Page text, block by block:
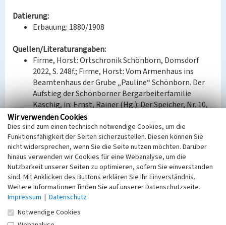
Datierung:
Erbauung: 1880/1908
Quellen/Literaturangaben:
Firme, Horst: Ortschronik Schönborn, Domsdorf
2022, S. 248f.; Firme, Horst: Vom Armenhaus ins
Beamtenhaus der Grube „Pauline“ Schönborn. Der
Aufstieg der Schönborner Bergarbeiterfamilie
Kaschig, in: Ernst, Rainer (Hg.): Der Speicher, Nr. 10,
Finsterwalde 2006, S. 53-61.
BKM-Nummer:32001069
(Erfassungsprojekt Lausitz, BLDAM 2023)
Beamtenwohnhaus mit Kontor der Grube
Pauline
Schlagwörter
Wir verwenden Cookies
Dies sind zum einen technisch notwendige Cookies, um die
Funktionsfähigkeit der Seiten sicherzustellen. Diesen können Sie
nicht widersprechen, wenn Sie die Seite nutzen möchten. Darüber
hinaus verwenden wir Cookies für eine Webanalyse, um die
Nutzbarkeit unserer Seiten zu optimieren, sofern Sie einverstanden
sind. Mit Anklicken des Buttons erklären Sie Ihr Einverständnis.
Weitere Informationen finden Sie auf unserer Datenschutzseite.
Impressum | Datenschutz
Notwendige Cookies